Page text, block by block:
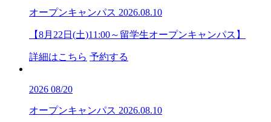
オープンキャンパス 2026.08.10
【8月22日(土)11:00～留学生オープンキャンパス】
詳細はこちら 予約する
2026 08/20
オープンキャンパス 2026.08.10